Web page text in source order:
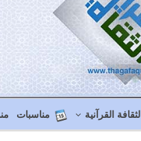
الثقافة القرآنية مناسبات